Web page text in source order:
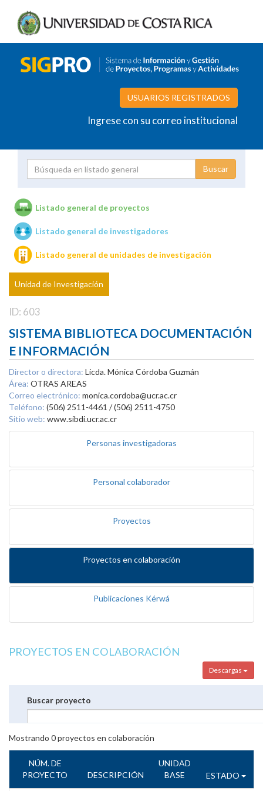
USUARIOS REGISTRADOS
Ingrese con su correo institucional
Unidades de investigación
Listado general de proyectos
Listado general de investigadores
Listado general de unidades de investigación
Unidad de Investigación
ID: 603
SISTEMA BIBLIOTECA DOCUMENTACIÓN
E INFORMACIÓN
Director o directora: Licda. Mónica Córdoba Guzmán
Área: OTRAS AREAS
Correo electrónico: monica.cordoba@ucr.ac.cr
Teléfono: (506) 2511-4461 / (506) 2511-4750
Sitio web: www.sibdi.ucr.ac.cr
Personas investigadoras
Personal colaborador
Proyectos
Proyectos en colaboración
Publicaciones Kérwá
PROYECTOS EN COLABORACIÓN
Descargas
Buscar proyecto
Mostrando 0proyectos en colaboración
NÚM. DE
PROYECTO
DESCRIPCIÓN
UNIDAD
BASE
ESTADO